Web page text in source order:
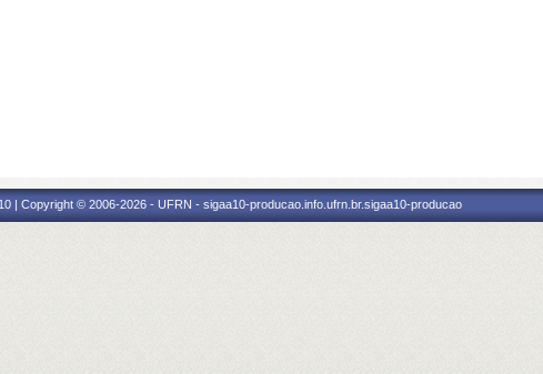
| Copyright © 2006-2026 - UFRN - sigaa10-producao.info.ufrn.br.sigaa10-producao